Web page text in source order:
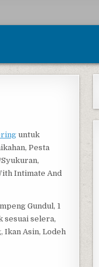
untuk
Pesta
Intimate And
Gundul, 1
sesuai selera,
Ikan Asin, Lodeh